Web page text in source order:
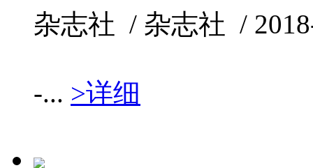
杂志社 / 杂志社 /
-... >详细